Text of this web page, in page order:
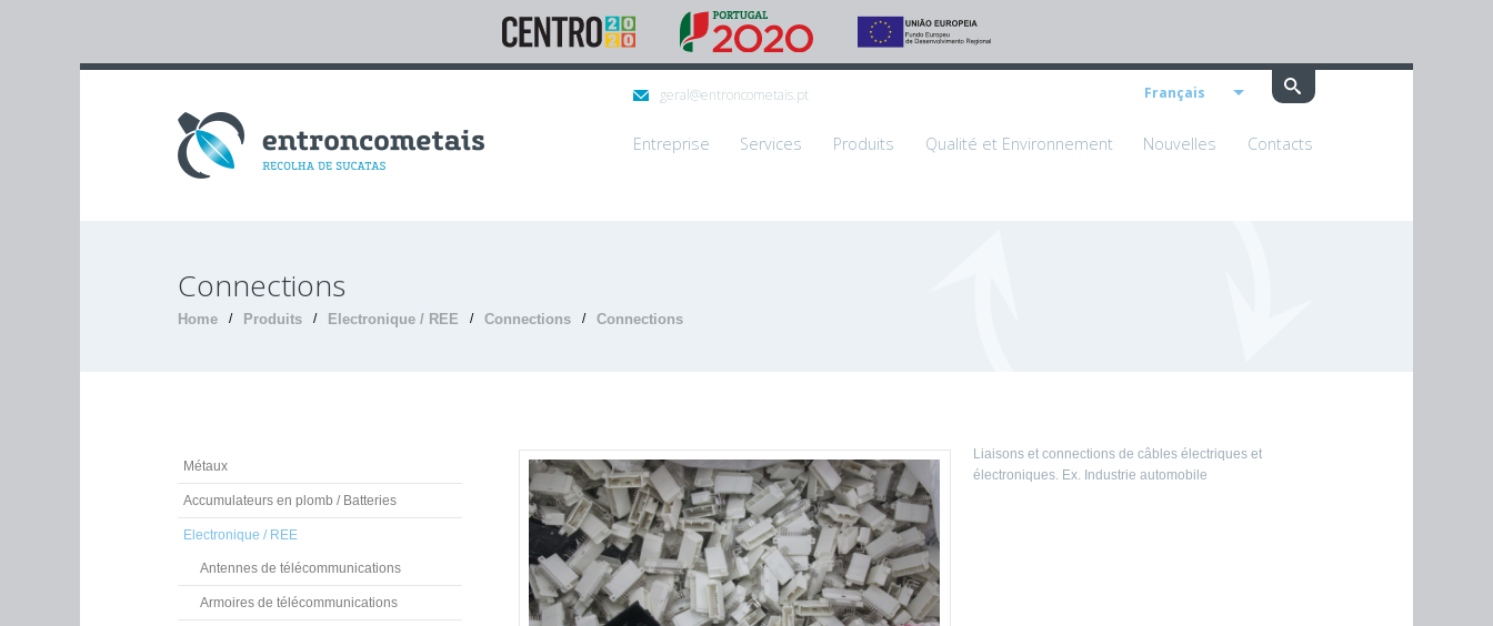
geral@entroncometais.pt Français
Entreprise Services Produits Qualité et Environnement Nouvelles Contacts
Connections
Home / Produits / Electronique / REE / Connections / Connections
Métaux
Accumulateurs en plomb / Batteries
Electronique / REE
Antennes de télécommunications
Armoires de télécommunications
Liaisons et connections de câbles électriques et
électroniques. Ex. Industrie automobile